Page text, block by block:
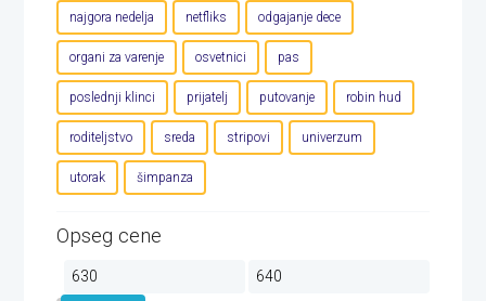
najgora nedelja netfliks odgajanje dece
organi za varenje osvetnici pas
poslednji klinci prijatelj putovanje robin hud
roditeljstvo sreda stripovi univerzum
utorak šimpanza
Opseg cene
Minimalna Maksimalna